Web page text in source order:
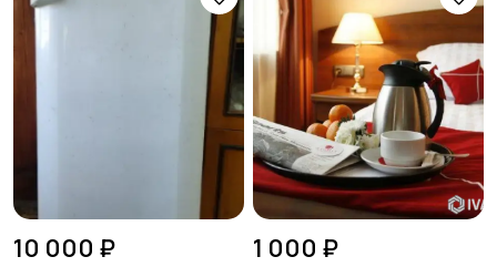
Животные Бизнес
10 000 ₽ 1 000 ₽